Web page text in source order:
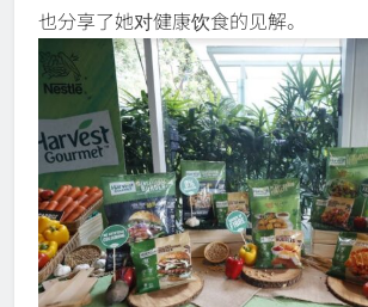
也分享了她对健康饮食的见解。